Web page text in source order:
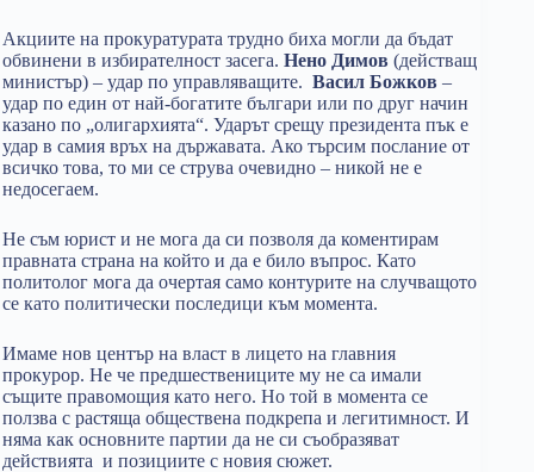
Акциите на прокуратурата трудно биха могли да бъдат
обвинени в избирателност засега. Нено Димов (действащ
министър) – удар по управляващите. Васил Божков –
удар по един от най-богатите българи или по друг начин
казано по „олигархията“. Ударът срещу президента пък е
удар в самия връх на държавата. Ако търсим послание от
всичко това, то ми се струва очевидно – никой не е
недосегаем.
Не съм юрист и не мога да си позволя да коментирам
правната страна на който и да е било въпрос. Като
политолог мога да очертая само контурите на случващото
се като политически последици към момента.
Имаме нов център на власт в лицето на главния
прокурор. Не че предшествениците му не са имали
същите правомощия като него. Но той в момента се
ползва с растяща обществена подкрепа и легитимност. И
няма как основните партии да не си съобразяват
действията и позициите с новия сюжет.